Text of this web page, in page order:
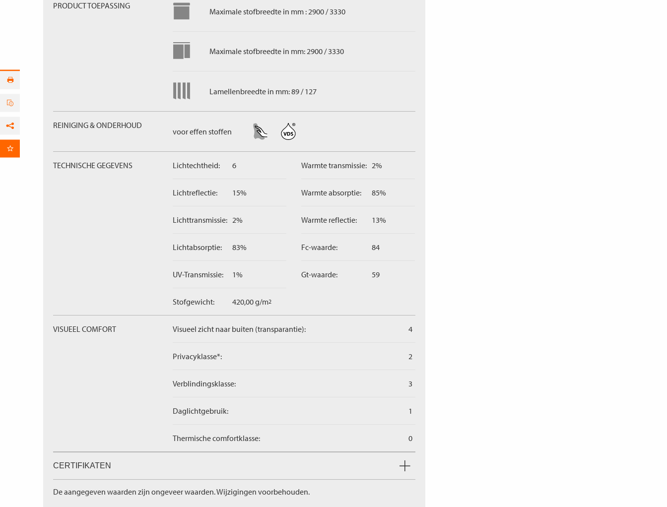
PRODUCT TOEPASSING
Maximale stofbreedte in mm : 2900 / 3330
Maximale stofbreedte in mm: 2900 / 3330
Lamellenbreedte in mm: 89 / 127
REINIGING & ONDERHOUD
voor effen stoffen
TECHNISCHE GEGEVENS Lichtechtheid: 6
Lichtreflectie: 15%
Lichttransmissie: 2%
Lichtabsorptie: 83%
UV-Transmissie: 1%
Stofgewicht: 420,00 g/m2
Warmte transmissie: 2%
Warmte absorptie: 85%
Warmte reflectie: 13%
Fc-waarde: 84
Gt-waarde: 59
VISUEEL COMFORT Visueel zicht naar buiten (transparantie): 4
Privacyklasse*: 2
Verblindingsklasse: 3
Daglichtgebruik: 1
Thermische comfortklasse: 0
CERTIFIKATEN
De aangegeven waarden zijn ongeveer waarden. Wijzigingen voorbehouden.
per E-mail